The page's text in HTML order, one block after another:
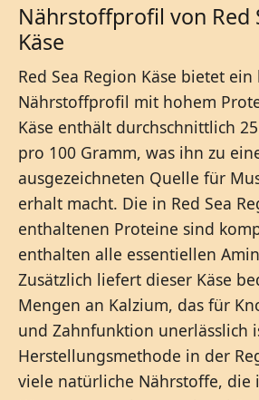
Nährstoffprofil von Red
Käse
Red Sea Region Käse bietet
Nährstoffprofil mit hohem
Käse enthält durchschnittlich
pro 100 Gramm, was ihn zu
ausgezeichneten Quelle für
erhalt macht. Die in Red Sea
enthaltenen Proteine sind
enthalten alle essentiellen
Zusätzlich liefert dieser Käse
Mengen an Kalzium, das für
und Zahnfunktion unerlässlich
Herstellungsmethode in der
viele natürliche Nährstoffe, die